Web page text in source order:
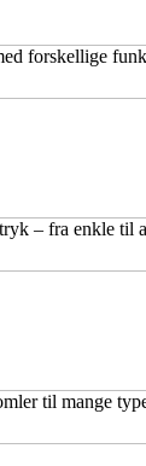
forskellige
– fra enkle til
til mange